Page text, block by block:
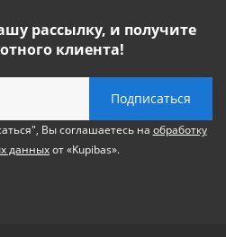
рассылку, и получите
клиента!
Вы соглашаетесь на обработку
данныхот «Kupibas».